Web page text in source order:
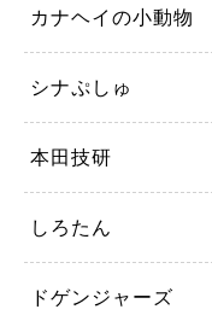
カナヘイの小動物
シナぷしゅ
本田技研
しろたん
ドゲンジャーズ